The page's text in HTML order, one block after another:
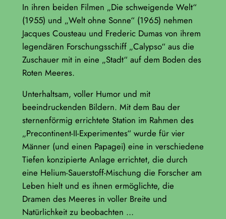
In ihren beiden Filmen „Die schweigende Welt“
(1955) und „Welt ohne Sonne“ (1965) nehmen
Jacques Cousteau und Frederic Dumas von ihrem
legendären Forschungsschiff „Calypso“ aus die
Zuschauer mit in eine „Stadt“ auf dem Boden des
Roten Meeres.
Unterhaltsam, voller Humor und mit
beeindruckenden Bildern. Mit dem Bau der
sternenförmig errichtete Station im Rahmen des
„Precontinent-II-Experimentes“ wurde für vier
Männer (und einen Papagei) eine in verschiedene
Tiefen konzipierte Anlage errichtet, die durch
eine Helium-Sauerstoff-Mischung die Forscher am
Leben hielt und es ihnen ermöglichte, die
Dramen des Meeres in voller Breite und
Natürlichkeit zu beobachten …